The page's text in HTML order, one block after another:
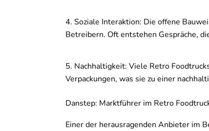
Soziale Interaktion: Die offene
Betreibern. Oft entstehen Gespräche,
Nachhaltigkeit: Viele Retro
Verpackungen, was sie zu einer
Danstep: Marktführer im Retro
Einer der herausragenden Anbieter im